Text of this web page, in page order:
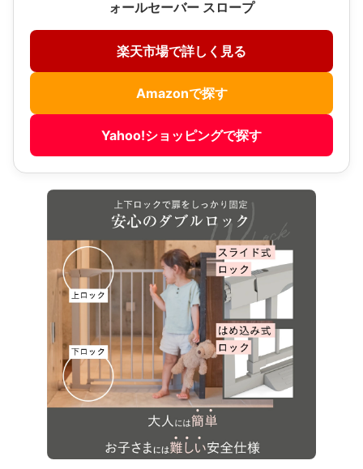
ォールセーバー スロープ
楽天市場で詳しく見る
Amazonで探す
Yahoo!ショッピングで探す